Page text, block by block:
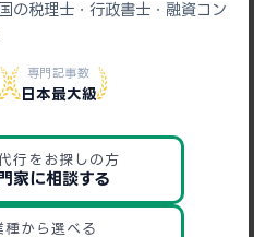
の税理士・行政書士・融資コン
専門記事数
日本最大級
行をお探しの方
家に相談する
種から選べる